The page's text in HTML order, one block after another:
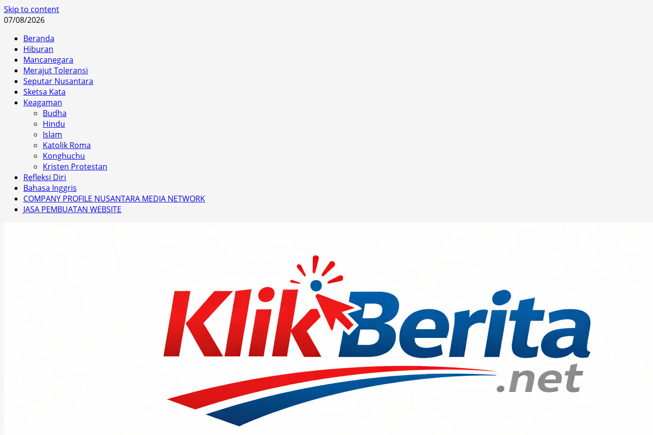
Skip to content
07/08/2026
Beranda
Hiburan
Mancanegara
Merajut Toleransi
Seputar Nusantara
Sketsa Kata
Keagaman
Budha
Hindu
Islam
Katolik Roma
Konghuchu
Kristen Protestan
Refleksi Diri
Bahasa Inggris
COMPANY PROFILE NUSANTARA MEDIA NETWORK
JASA PEMBUATAN WEBSITE